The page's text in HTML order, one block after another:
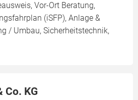
Vor-Ort Beratung,
(iSFP), Anlage &
/ Umbau, Sicherheitstechnik,
Co. KG